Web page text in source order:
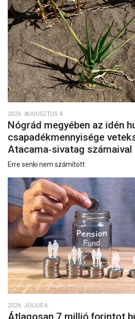
2026. AUGUSZTUS 4.
Nógrád megyében az idén
csapadékmennyisége
Atacama‑sivatag számaival
Erre senki nem számított.
2026. JÚLIUS 6.